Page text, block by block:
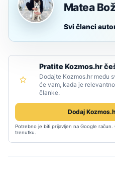
Matea
Svi članci
Pratite Kozmos.hr
Dodajte Kozmos.hr među
će vam, kada je
članke.
Dodaj
Potrebno je biti prijavljen na Google
trenutku.